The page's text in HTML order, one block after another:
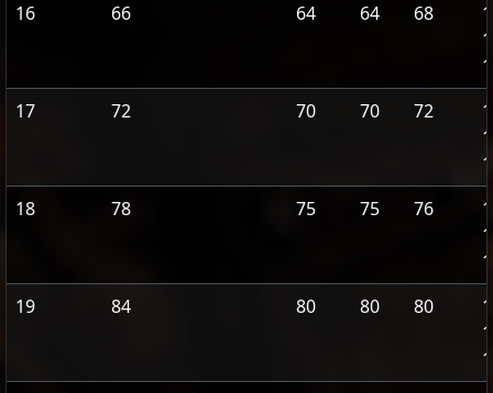
16
66 64 64 68
17
72 70 70 72
18
78 75 75 76
19
84 80 80 80